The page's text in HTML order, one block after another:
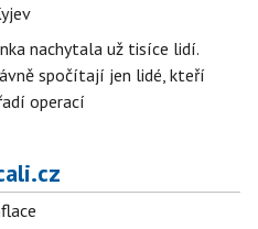
nachytala už tisíce lidí.
spočítají jen lidé, kteří
operací